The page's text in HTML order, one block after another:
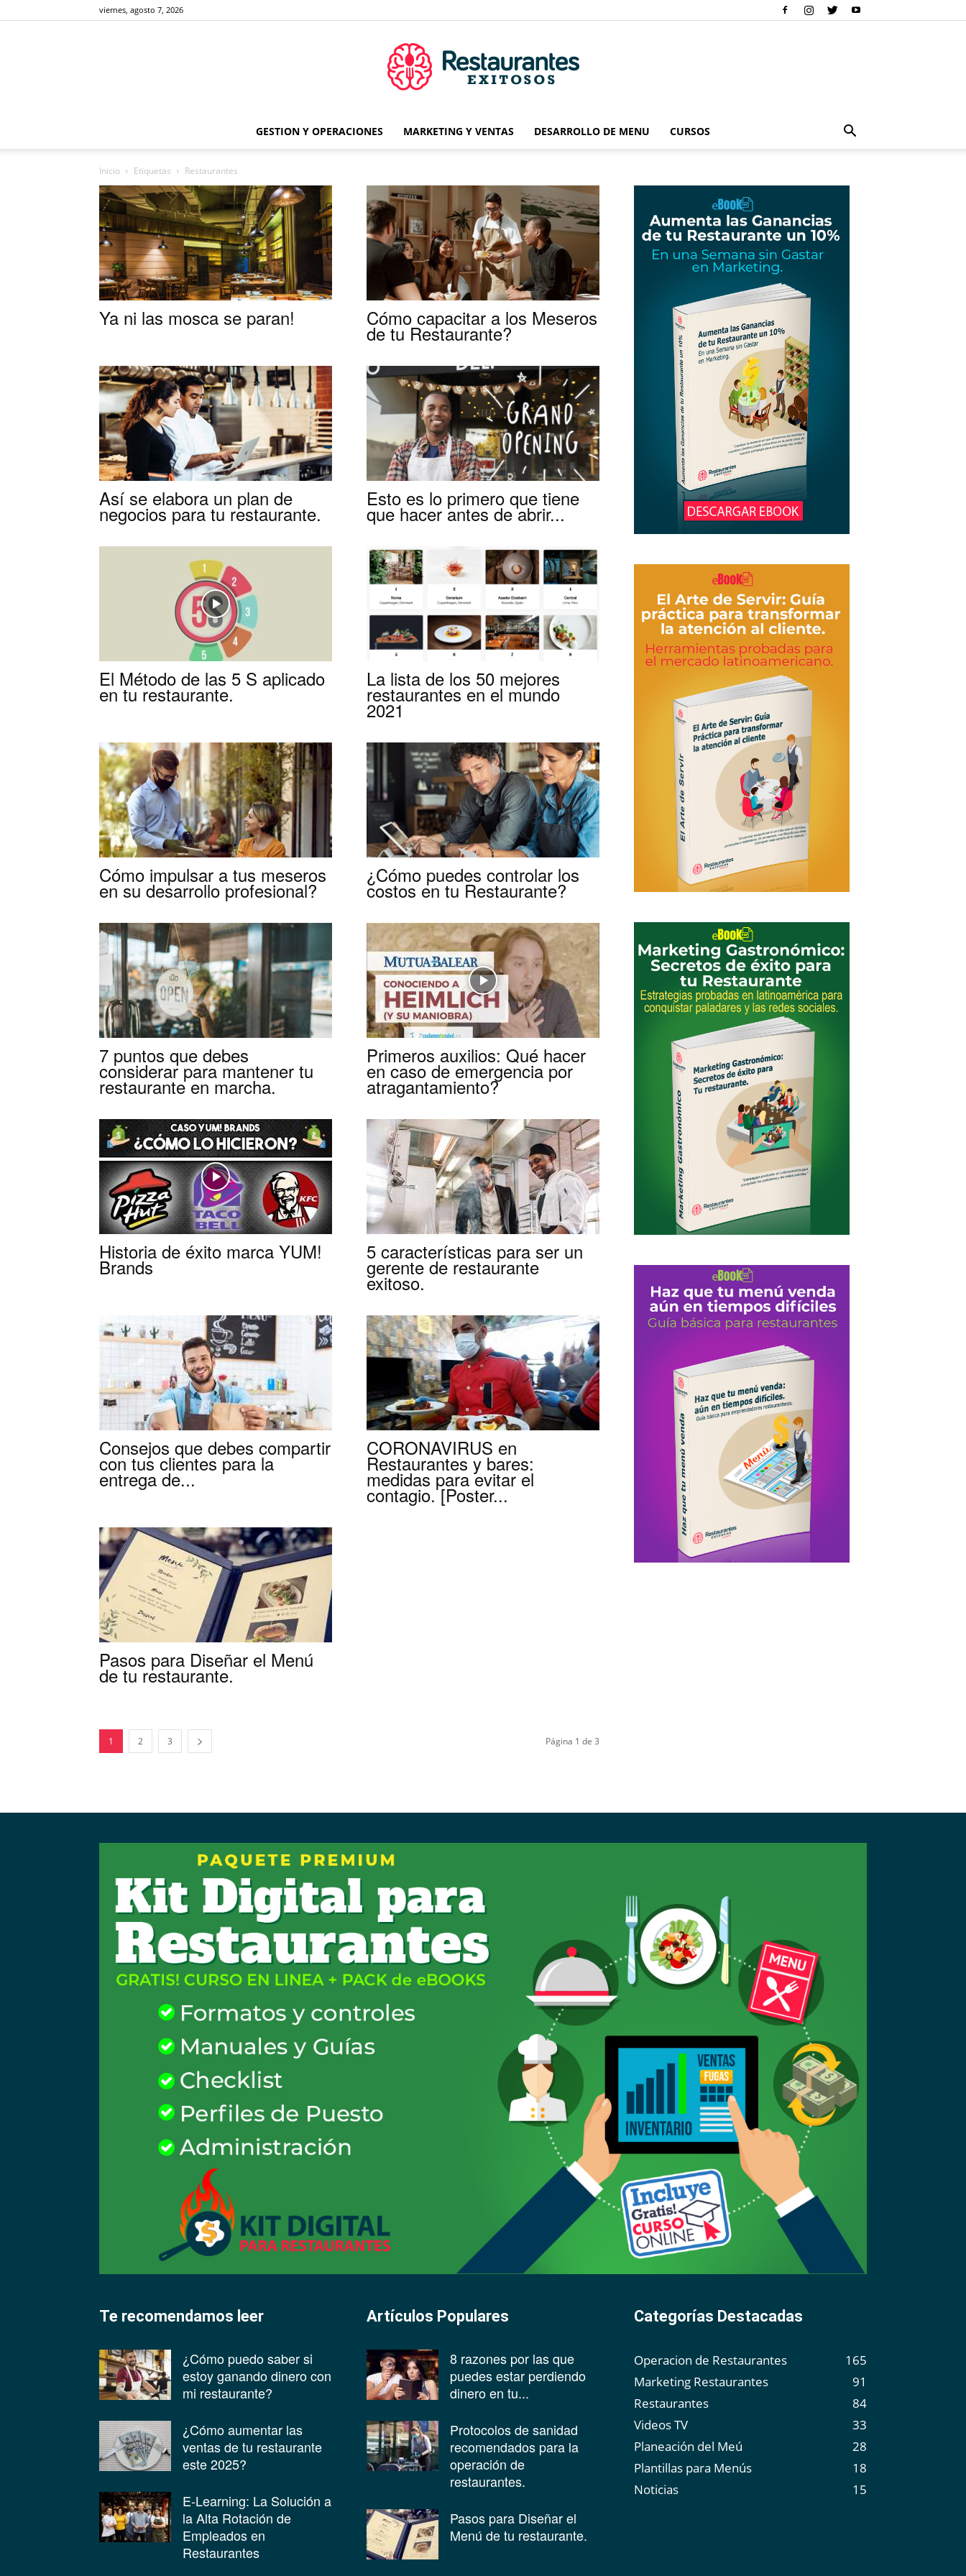
viernes, agosto 7, 2026
Restaurantes
Exitosos
|
Capacitación
para
Restaurantes
|
Menus
de
Restaurantes
|
Marketing
para
Restaurantes
GESTION Y OPERACIONES MARKETING Y VENTAS DESARROLLO DE MENU CURSOS
Inicio Etiquetas Restaurantes
Ya ni las mosca se paran! Cómo capacitar a los Meseros
de tu Restaurante?
Así se elabora un plan de
negocios para tu restaurante.
Esto es lo primero que tiene
que hacer antes de abrir...
El Método de las 5 S aplicado
en tu restaurante.
La lista de los 50 mejores
restaurantes en el mundo
2021
Cómo impulsar a tus meseros
en su desarrollo profesional?
¿Cómo puedes controlar los
costos en tu Restaurante?
7 puntos que debes
considerar para mantener tu
restaurante en marcha.
Primeros auxilios: Qué hacer
en caso de emergencia por
atragantamiento?
Historia de éxito marca YUM!
Brands
5 características para ser un
gerente de restaurante
exitoso.
Consejos que debes compartir
con tus clientes para la
entrega de...
CORONAVIRUS en
Restaurantes y bares:
medidas para evitar el
contagio. [Poster...
Pasos para Diseñar el Menú
de tu restaurante.
1 2 3 Página 1 de 3
Te recomendamos leer
¿Cómo puedo saber si
estoy ganando dinero con
mi restaurante?
¿Cómo aumentar las
ventas de tu restaurante
este 2025?
E-Learning: La Solución a
la Alta Rotación de
Empleados en
Restaurantes
Artículos Populares
8 razones por las que
puedes estar perdiendo
dinero en tu...
Protocolos de sanidad
recomendados para la
operación de
restaurantes.
Pasos para Diseñar el
Menú de tu restaurante.
Categorías Destacadas
Operacion de Restaurantes
165
Marketing Restaurantes
91
Restaurantes
84
Videos TV
33
Planeación del Meú
28
Plantillas para Menús
18
Noticias
15